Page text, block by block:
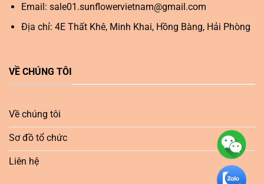
Email: sale01.sunflowervietnam@gmail.com
Địa chỉ: 4E Thất Khê, Minh Khai, Hồng Bàng, Hải Phòng
VỀ CHÚNG TÔI
Về chúng tôi
Sơ đồ tổ chức
Liên hệ